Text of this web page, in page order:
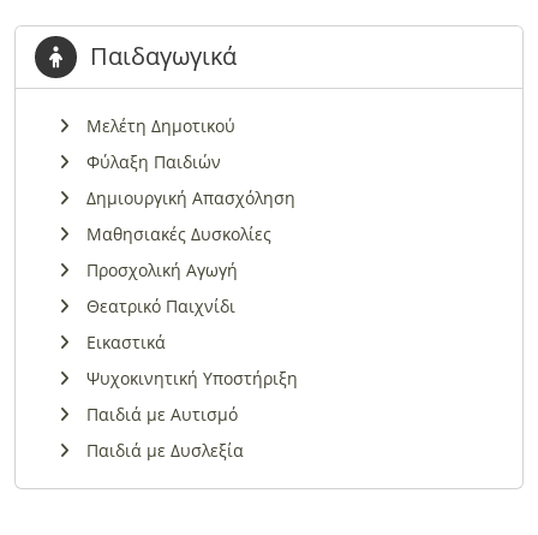
Παιδαγωγικά
Μελέτη Δημοτικού
Φύλαξη Παιδιών
Δημιουργική Απασχόληση
Μαθησιακές Δυσκολίες
Προσχολική Αγωγή
Θεατρικό Παιχνίδι
Εικαστικά
Ψυχοκινητική Υποστήριξη
Παιδιά με Αυτισμό
Παιδιά με Δυσλεξία